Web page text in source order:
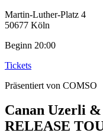
Martin-Luther-Platz 4
50677 Köln
Beginn 20:00
Tickets
Präsentiert von COMSO
Canan Uzerli
RELEASE